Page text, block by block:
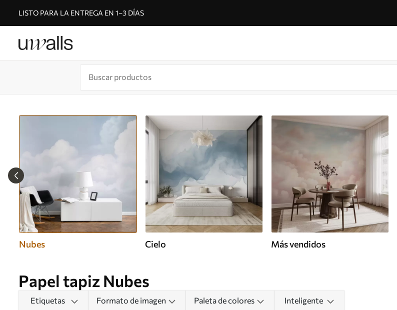
LISTO PARA LA ENTREGA EN 1–3 DÍAS
Nubes Cielo Más vendidos
Papel tapiz Nubes
Etiquetas Formato de imagen Paleta de colores Inteligente